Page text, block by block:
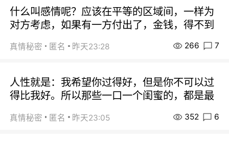
什么叫感情呢？应该在平等的区域间，一样为
对方考虑，如果有一方付出了，金钱，得不到
真情秘密 匿名 昨天23:28 266 7
人性就是：我希望你过得好，但是你不可以过
得比我好。所以那些一口一个闺蜜的，都是最
真情秘密 匿名 昨天23:05 352 6